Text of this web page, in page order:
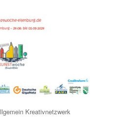
Kreativnetzwerk